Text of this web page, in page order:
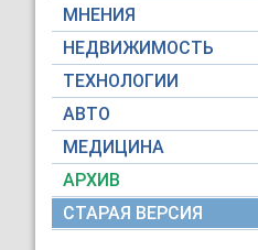
МНЕНИЯ
НЕДВИЖИМОСТЬ
ТЕХНОЛОГИИ
АВТО
МЕДИЦИНА
АРХИВ
СТАРАЯ ВЕРСИЯ